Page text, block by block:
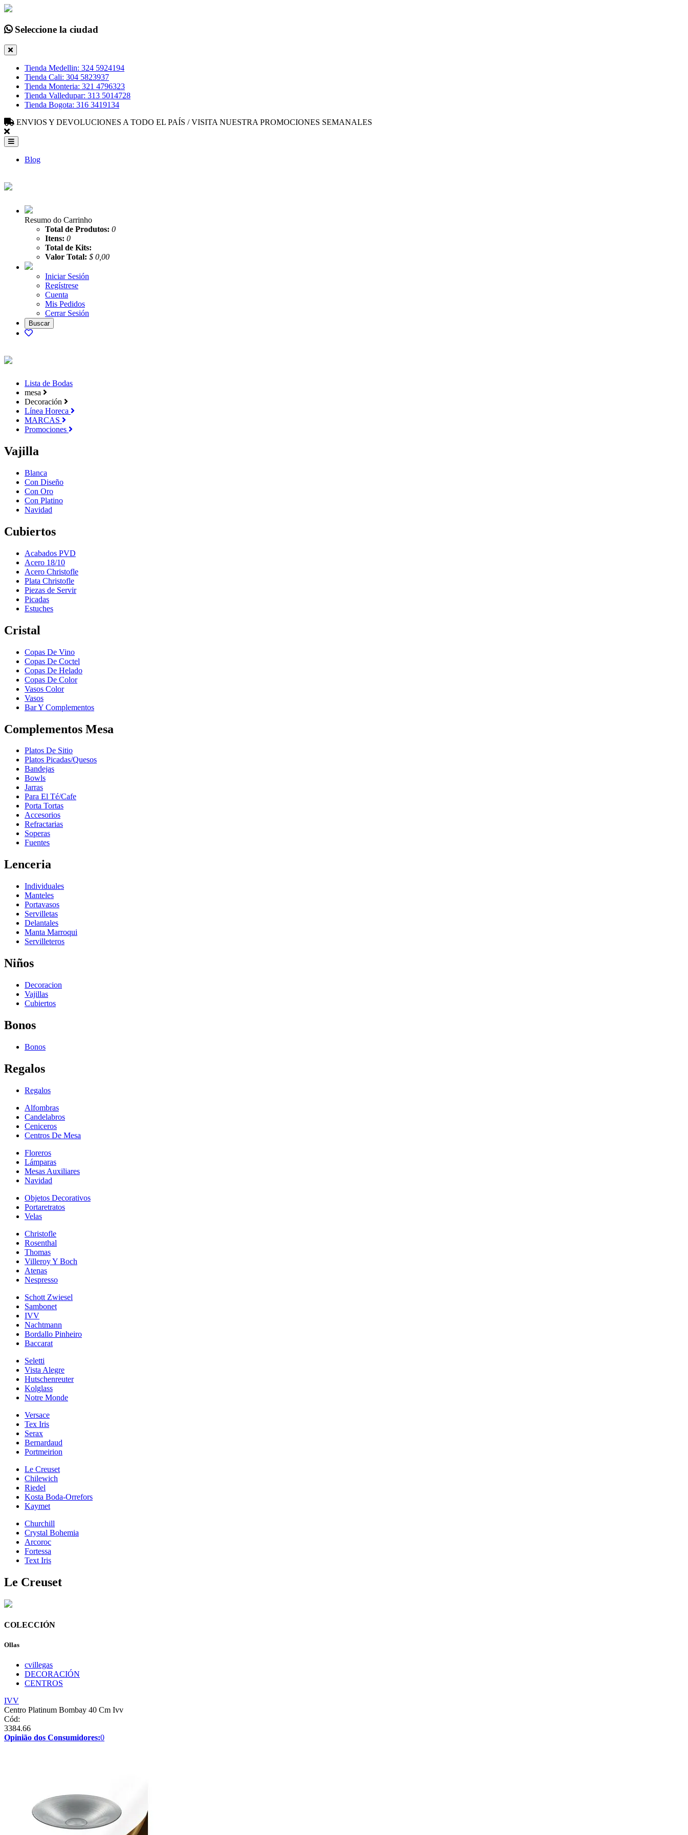
Seleccione la ciudad
Tienda Medellin: 324 5924194
Tienda Cali: 304 5823937
Tienda Monteria: 321 4796323
Tienda Valledupar: 313 5014728
Tienda Bogota: 316 3419134
ENVIOS Y DEVOLUCIONES A TODO EL PAÍS / VISITA NUESTRA PROMOCIONES SEMANALES
Blog
Resumo do Carrinho
Total de Produtos: 0
Itens: 0
Total de Kits:
Valor Total: $ 0,00
Iniciar Sesión
Regístrese
Cuenta
Mis Pedidos
Cerrar Sesión
Lista de Bodas
mesa
Decoración
Línea Horeca
MARCAS
Promociones
Vajilla
Blanca
Con Diseño
Con Oro
Con Platino
Navidad
Cubiertos
Acabados PVD
Acero 18/10
Acero Christofle
Plata Christofle
Piezas de Servir
Picadas
Estuches
Cristal
Copas De Vino
Copas De Coctel
Copas De Helado
Copas De Color
Vasos Color
Vasos
Bar Y Complementos
Complementos Mesa
Platos De Sitio
Platos Picadas/Quesos
Bandejas
Bowls
Jarras
Para El Té/Cafe
Porta Tortas
Accesorios
Refractarias
Soperas
Fuentes
Lenceria
Individuales
Manteles
Portavasos
Servilletas
Delantales
Manta Marroqui
Servilleteros
Niños
Decoracion
Vajillas
Cubiertos
Bonos
Bonos
Regalos
Regalos
Alfombras
Candelabros
Ceniceros
Centros De Mesa
Floreros
Lámparas
Mesas Auxiliares
Navidad
Objetos Decorativos
Portaretratos
Velas
Christofle
Rosenthal
Thomas
Villeroy Y Boch
Atenas
Nespresso
Schott Zwiesel
Sambonet
IVV
Nachtmann
Bordallo Pinheiro
Baccarat
Seletti
Vista Alegre
Hutschenreuter
Kolglass
Notre Monde
Versace
Tex Iris
Serax
Bernardaud
Portmeirion
Le Creuset
Chilewich
Riedel
Kosta Boda-Orrefors
Kaymet
Churchill
Crystal Bohemia
Arcoroc
Fortessa
Text Iris
Le Creuset
COLECCIÓN
Ollas
cvillegas
DECORACIÓN
CENTROS
IVV
Centro Platinum Bombay 40 Cm Ivv
Cód:
3384.66
Opinião dos Consumidores:0